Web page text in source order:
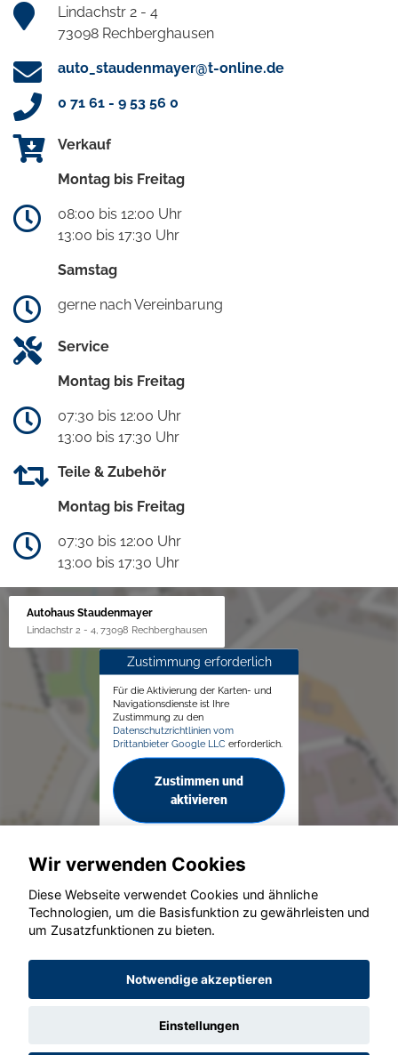
Lindachstr 2 - 4
73098 Rechberghausen
auto_staudenmayer@t-online.de
0 71 61 - 9 53 56 0
Verkauf
Montag bis Freitag
08:00 bis 12:00 Uhr
13:00 bis 17:30 Uhr
Samstag
gerne nach Vereinbarung
Service
Montag bis Freitag
07:30 bis 12:00 Uhr
13:00 bis 17:30 Uhr
Teile & Zubehör
Montag bis Freitag
07:30 bis 12:00 Uhr
13:00 bis 17:30 Uhr
Autohaus Staudenmayer
Lindachstr 2 - 4, 73098 Rechberghausen
Zustimmung erforderlich
Für die Aktivierung der Karten- und
Navigationsdienste ist Ihre
Zustimmung zu den
Datenschutzrichtlinien vom
Drittanbieter Google LLC erforderlich.
Zustimmen und
aktivieren
© konjunkturmotor.de GmbH 2020 - 2026
Wir verwenden Cookies
Diese Webseite verwendet Cookies und ähnliche
Technologien, um die Basisfunktion zu gewährleisten und
um Zusatzfunktionen zu bieten.
Notwendige akzeptieren
Einstellungen